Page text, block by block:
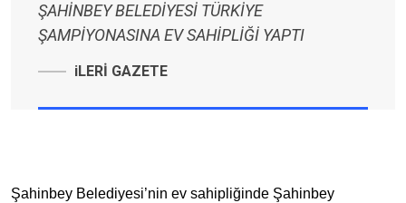
ŞAHİNBEY BELEDİYESİ TÜRKİYE
ŞAMPİYONASINA EV SAHİPLİĞİ YAPTI
iLERİ GAZETE
Şahinbey Belediyesi’nin ev sahipliğinde Şahinbey